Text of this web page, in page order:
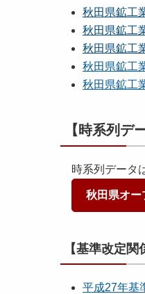
秋田県鉱工
秋田県鉱工
秋田県鉱工
秋田県鉱工
秋田県鉱工
【時系列デ
時系列データ
秋田県オー
【基準改定関
平成27年基